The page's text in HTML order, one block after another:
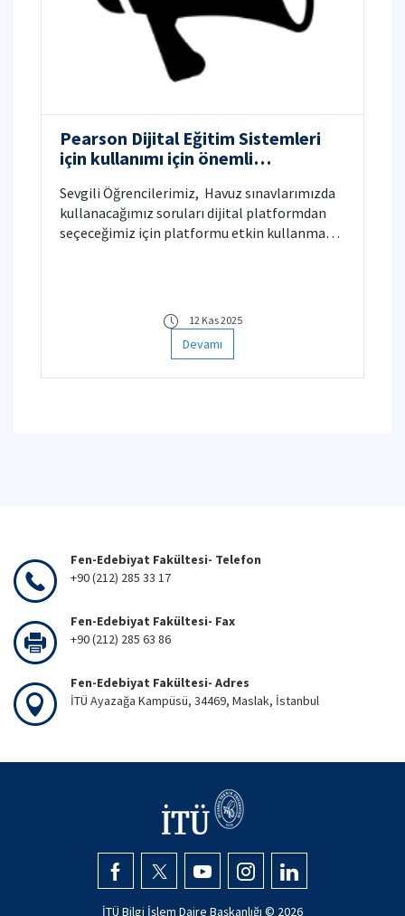
Pearson Dijital Eğitim Sistemleri
için kullanımı için önemli
Sevgili Öğrencilerimiz, ​ Havuz sınavlarımızda
kullanacağımız soruları dijital platformdan
seçeceğimiz için platformu etkin kullanma
12 Kas 2025
Devamı
Fen-Edebiyat Fakültesi- Telefon
+90 (212) 285 33 17
Fen-Edebiyat Fakültesi- Fax
+90 (212) 285 63 86
Fen-Edebiyat Fakültesi- Adres
İTÜ Ayazağa Kampüsü, 34469, Maslak, İstanbul
İTÜ Bilgi İşlem Daire Başkanlığı © 2026